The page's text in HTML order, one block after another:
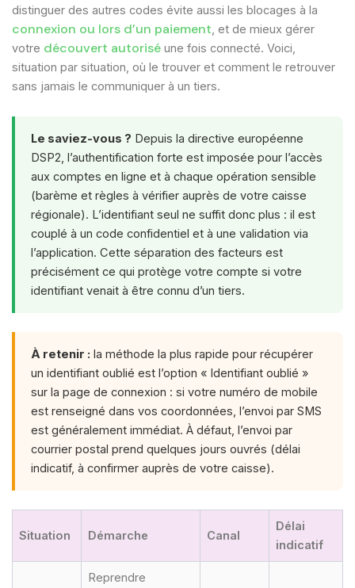
distinguer des autres codes évite aussi les blocages à la
connexion ou lors d’un paiement, et de mieux gérer
votre découvert autorisé une fois connecté. Voici,
situation par situation, où le trouver et comment le retrouver
sans jamais le communiquer à un tiers.
Le saviez-vous ? Depuis la directive européenne
DSP2, l’authentification forte est imposée pour l’accès
aux comptes en ligne et à chaque opération sensible
(barème et règles à vérifier auprès de votre caisse
régionale). L’identifiant seul ne suffit donc plus : il est
couplé à un code confidentiel et à une validation via
l’application. Cette séparation des facteurs est
précisément ce qui protège votre compte si votre
identifiant venait à être connu d’un tiers.
À retenir : la méthode la plus rapide pour récupérer
un identifiant oublié est l’option « Identifiant oublié »
sur la page de connexion : si votre numéro de mobile
est renseigné dans vos coordonnées, l’envoi par SMS
est généralement immédiat. À défaut, l’envoi par
courrier postal prend quelques jours ouvrés (délai
indicatif, à confirmer auprès de votre caisse).
Situation Démarche Canal
Délai
indicatif
Reprendre